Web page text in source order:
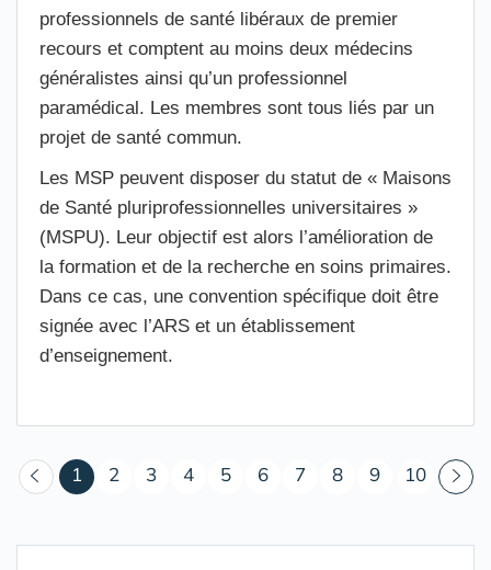
professionnels de santé libéraux de premier
recours et comptent au moins deux médecins
généralistes ainsi qu’un professionnel
paramédical. Les membres sont tous liés par un
projet de santé commun.
Les MSP peuvent disposer du statut de « Maisons
de Santé pluriprofessionnelles universitaires »
(MSPU). Leur objectif est alors l’amélioration de
la formation et de la recherche en soins primaires.
Dans ce cas, une convention spécifique doit être
signée avec l’ARS et un établissement
d’enseignement.
1 (courant)
2 3 4 5 6 7 8 9 10